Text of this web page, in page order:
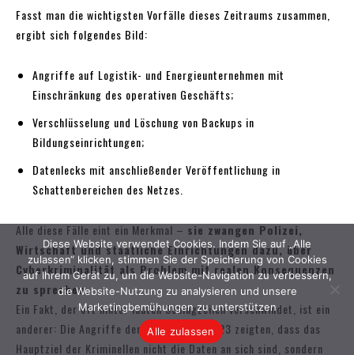
Diese Website verwendet Cookies. Indem Sie auf „Alle
zulassen“ klicken, stimmen Sie der Speicherung von Cookies
auf Ihrem Gerät zu, um die Website-Navigation zu verbessern,
die Website-Nutzung zu analysieren und unsere
Marketingbemühungen zu unterstützen
Alle zulassen